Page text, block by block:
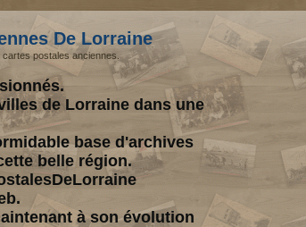
De Lorraine
postales anciennes.
de Lorraine dans une
base d'archives
belle région.
à son évolution